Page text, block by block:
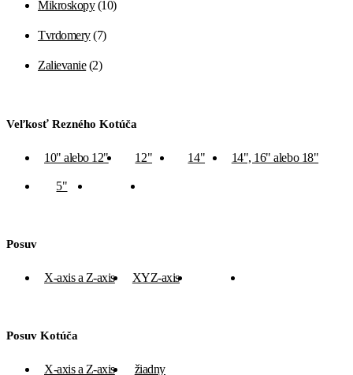
Mikroskopy (10)
Tvrdomery (7)
Zalievanie (2)
Veľkosť Rezného Kotúča
10" alebo 12" 12" 14" 14", 16" alebo 18"
5"
Posuv
X-axis a Z-axis XYZ-axis
Posuv Kotúča
X-axis a Z-axis žiadny